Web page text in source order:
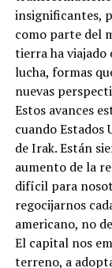
insignificantes,
como parte del
tierra ha viajado
lucha, formas
nuevas
Estos avances
cuando Estados
de Irak. Están
aumento de la
difícil para
regocijarnos
americano, no
El capital nos
terreno, a